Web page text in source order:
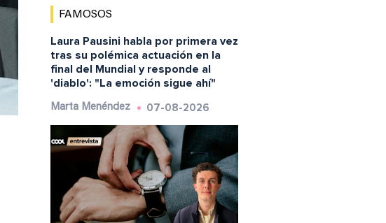
FAMOSOS
Laura Pausini habla por primera vez
tras su polémica actuación en la
final del Mundial y responde al
'diablo': "La emoción sigue ahí"
Marta Menéndez 07-08-2026